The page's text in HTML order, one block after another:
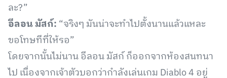
ละ?”
อีลอน มัสก์: “จริงๆ มันน่าจะทำไปตั้งนานแล้วแหละ
ขอโทษทีที่ให้รอ”
โดยจากนั้นไม่นาน อีลอน มัสก์ ก็ออกจากห้องสนทนา
ไป เนื่องจากเจ้าตัวบอกว่ากำลังเล่นเกม Diablo 4 อยู่